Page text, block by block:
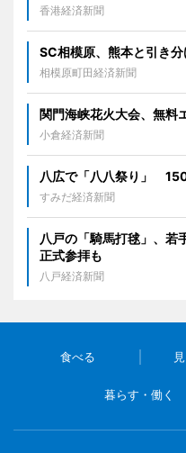
香港経済新聞
SC相模原、熊本と引き
相模原町田経済新聞
関門海峡花火大会、無料
小倉経済新聞
八広で「八八祭り」
すみだ経済新聞
八戸の「騎馬打毬」、
正式参拝も
八戸経済新聞
食べる
暮らす・働く